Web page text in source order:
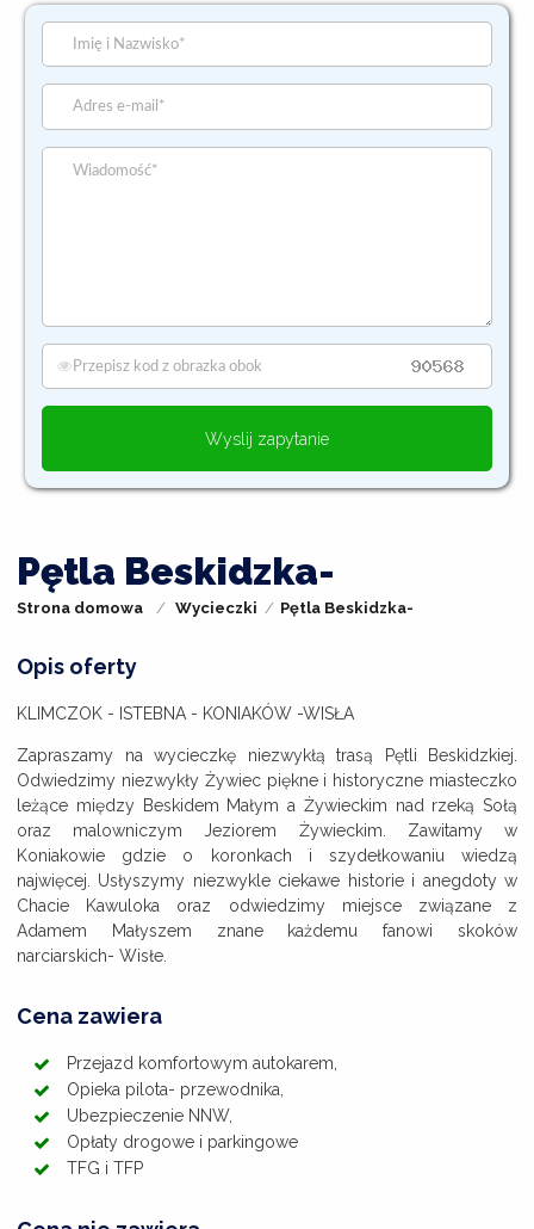
Wyslij zapytanie
Pętla Beskidzka-
Strona domowa Wycieczki Pętla Beskidzka-
Opis oferty
KLIMCZOK - ISTEBNA - KONIAKÓW -WISŁA
Zapraszamy na wycieczkę niezwykłą trasą Pętli Beskidzkiej.
Odwiedzimy niezwykły Żywiec piękne i historyczne miasteczko
leżące między Beskidem Małym a Żywieckim nad rzeką Sołą
oraz malowniczym Jeziorem Żywieckim. Zawitamy w
Koniakowie gdzie o koronkach i szydełkowaniu wiedzą
najwięcej. Usłyszymy niezwykle ciekawe historie i anegdoty w
Chacie Kawuloka oraz odwiedzimy miejsce związane z
Adamem Małyszem znane każdemu fanowi skoków
narciarskich- Wisłe.
Cena zawiera
Przejazd komfortowym autokarem,
Opieka pilota- przewodnika,
Ubezpieczenie NNW,
Opłaty drogowe i parkingowe
TFG i TFP